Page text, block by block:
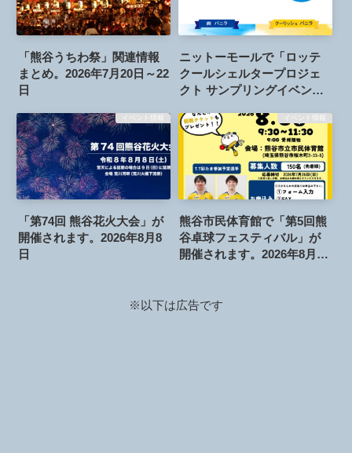
「熊谷うちわ祭」関連情報
まとめ。2026年7月20日～22
日
ニットーモールで「ロッテ
クールシェルタープロジェ
クト サンプリングイベン
2026年8月8日、15日、22日
イベント情報
「第74回 熊谷花火大会」が
開催されます。2026年8月8
日
イベント情報
熊谷市民体育館で「第5回熊
谷卓球フェスティバル」が
開催されます。2026年8月6
※以下は広告です